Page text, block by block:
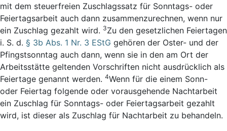
mit dem steuerfreien Zuschlagssatz für Sonntags- oder
Feiertagsarbeit auch dann zusammenzurechnen, wenn nur
ein Zuschlag gezahlt wird. 3Zu den gesetzlichen Feiertagen
i. S. d. § 3b Abs. 1 Nr. 3 EStG gehören der Oster- und der
Pfingstsonntag auch dann, wenn sie in den am Ort der
Arbeitsstätte geltenden Vorschriften nicht ausdrücklich als
Feiertage genannt werden. 4Wenn für die einem Sonn-
oder Feiertag folgende oder vorausgehende Nachtarbeit
ein Zuschlag für Sonntags- oder Feiertagsarbeit gezahlt
wird, ist dieser als Zuschlag für Nachtarbeit zu behandeln.